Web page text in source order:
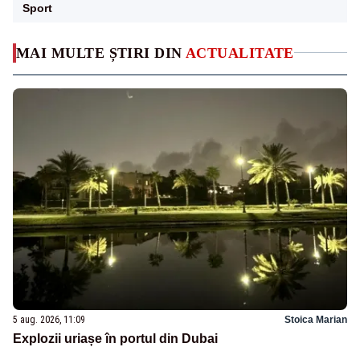
MAI MULTE ȘTIRI DIN ACTUALITATE
5 aug. 2026, 11:09 Stoica Marian
Explozii uriașe în portul din Dubai
Sport